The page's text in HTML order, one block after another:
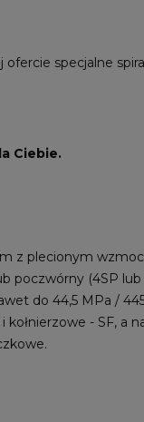
specjalne
Ciebie.
z plecionym
poczwórny (4SP lub
do 44,5 MPa /
- SF, a